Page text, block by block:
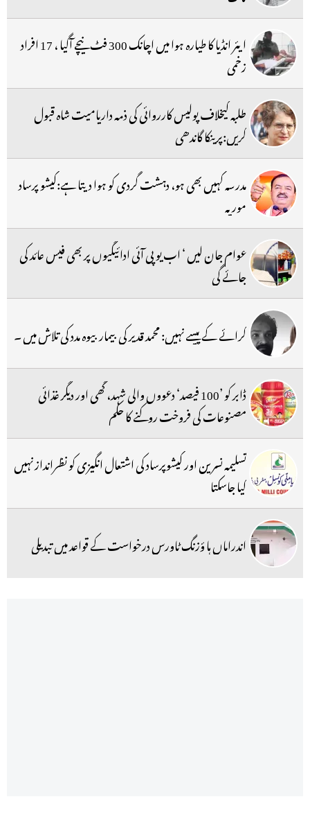
ایئر انڈیا کا طیارہ ہوا میں اچانک 300 فٹ نیچے آگیا ، 17 افراد
زخمی
طلبہ کیخلاف پولیس کارروائی کی ذمہ داریامیت شاہ قبول
کریں:پرینکا گاندھی
مدرسہ کہیں بھی ہو، دہشت گردی کو ہوا دیتا ہے:کیشو پرساد
موریہ
عوام جان لیں ‘ اب یو پی آئی ادائیگیوں پر بھی فیس عائد کی
جائے گی
کرائے کے پیسے نہیں: محمد قدیر کی بیمار بیوہ مدد کی تلاش میں ۔
ڈابر کو ’100 فیصد‘ دعووں والی شہد، گھی اور دیگر غذائی
مصنوعات کی فروخت روکنے کا حکم
تسلیمہ نسرین اور کیشوپرساد کی اشتعال انگیزی کو نظرانداز نہیں
کیا جاسکتا
اندراماں ہا ؤزنگ ٹاورس درخواست کے قواعد میں تبدیلی